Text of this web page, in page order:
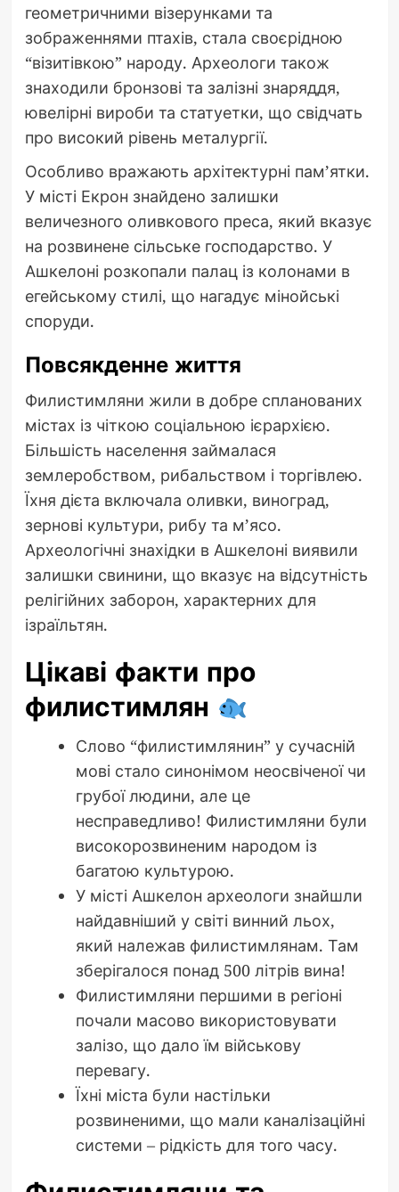
геометричними візерунками та
зображеннями птахів, стала своєрідною
“візитівкою” народу. Археологи також
знаходили бронзові та залізні знаряддя,
ювелірні вироби та статуетки, що свідчать
про високий рівень металургії.
Особливо вражають архітектурні пам’ятки.
У місті Екрон знайдено залишки
величезного оливкового преса, який вказує
на розвинене сільське господарство. У
Ашкелоні розкопали палац із колонами в
егейському стилі, що нагадує мінойські
споруди.
Повсякденне життя
Филистимляни жили в добре спланованих
містах із чіткою соціальною ієрархією.
Більшість населення займалася
землеробством, рибальством і торгівлею.
Їхня дієта включала оливки, виноград,
зернові культури, рибу та м’ясо.
Археологічні знахідки в Ашкелоні виявили
залишки свинини, що вказує на відсутність
релігійних заборон, характерних для
ізраїльтян.
Цікаві факти про
филистимлян
Слово “филистимлянин” у сучасній
мові стало синонімом неосвіченої чи
грубої людини, але це
несправедливо! Филистимляни були
високорозвиненим народом із
багатою культурою.
У місті Ашкелон археологи знайшли
найдавніший у світі винний льох,
який належав филистимлянам. Там
зберігалося понад 500 літрів вина!
Филистимляни першими в регіоні
почали масово використовувати
залізо, що дало їм військову
перевагу.
Їхні міста були настільки
розвиненими, що мали каналізаційні
системи – рідкість для того часу.